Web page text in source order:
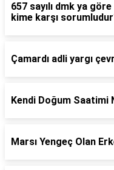
657 sayılı dmk ya
kime karşı
Çamardı adli yargı
Kendi Doğum Saatimi
Marsı Yengeç Olan